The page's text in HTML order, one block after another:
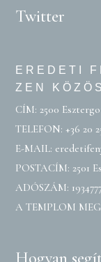
Twitter
EREDETI
ZEN
CÍM: 2500
TELEFON:+36 20
E-MAIL:
POSTACÍM: 2501
ADÓSZÁM:
A TEMPLOM